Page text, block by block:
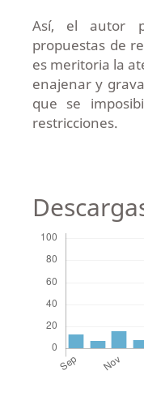
Así, el autor
propuestas de
es meritoria la
enajenar y
que se
restricciones.